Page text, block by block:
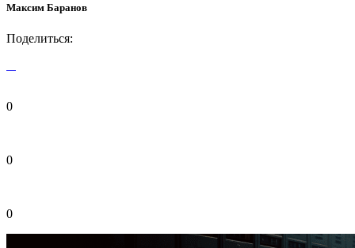
Максим Баранов
Поделиться:
0
0
0